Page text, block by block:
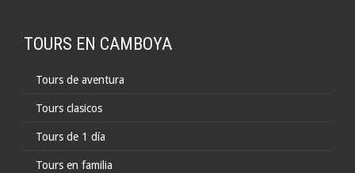
TOURS EN CAMBOYA
Tours de aventura
Tours clasicos
Tours de 1 día
Tours en familia